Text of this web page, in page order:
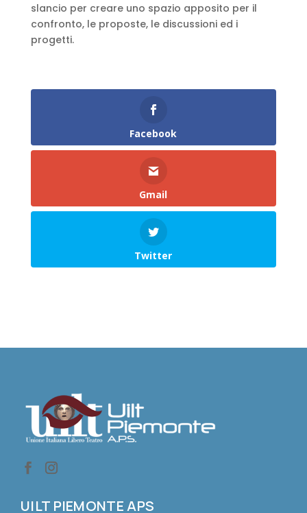
slancio per creare uno spazio apposito per il
confronto, le proposte, le discussioni ed i
progetti.
Facebook
Gmail
Twitter
UILT PIEMONTE APS